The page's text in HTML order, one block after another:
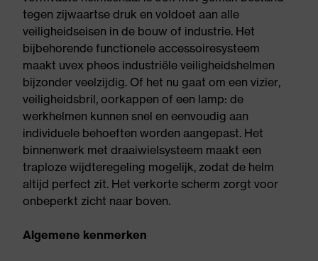
tegen zijwaartse druk en voldoet aan alle
veiligheidseisen in de bouw of industrie. Het
bijbehorende functionele accessoiresysteem
maakt uvex pheos industriële veiligheidshelmen
bijzonder veelzijdig. Of het nu gaat om een vizier,
veiligheidsbril, oorkappen of een lamp: de
werkhelmen kunnen snel en eenvoudig aan
individuele behoeften worden aangepast. Het
binnenwerk met draaiwielsysteem maakt een
traploze wijdteregeling mogelijk, zodat de helm
altijd perfect zit. Het verkorte scherm zorgt voor
onbeperkt zicht naar boven.
Algemene kenmerken